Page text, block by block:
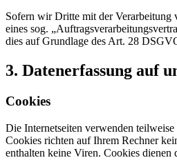
Sofern wir Dritte mit der Verarbeitung
eines sog.
dies auf Grundlage des Art. 28
3. Datenerfassung auf
Cookies
Die Internetseiten verwenden teilweise
Cookies richten auf Ihrem Rechner
enthalten keine Viren. Cookies dienen